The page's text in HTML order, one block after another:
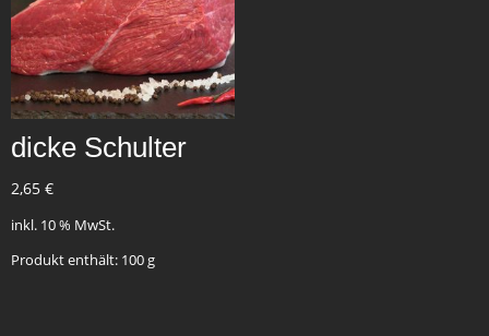
dicke Schulter
2,65 €
inkl. 10 % MwSt.
Produkt enthält: 100g